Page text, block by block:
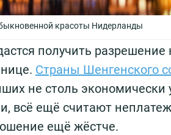
красоты Нидерланды
получить
Страны Шенгенского
не столь экономически
всё ещё считают
ещё жёстче.